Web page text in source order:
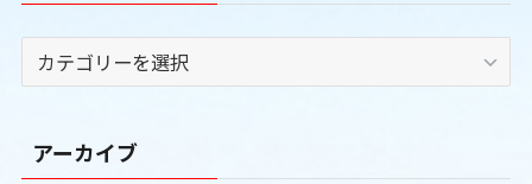
テ
リ
ー
アーカイブ